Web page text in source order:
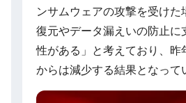
ンサムウェアの攻撃を受け
復元やデータ漏えいの防止に
性がある」と考えており、昨
からは減少する結果となって